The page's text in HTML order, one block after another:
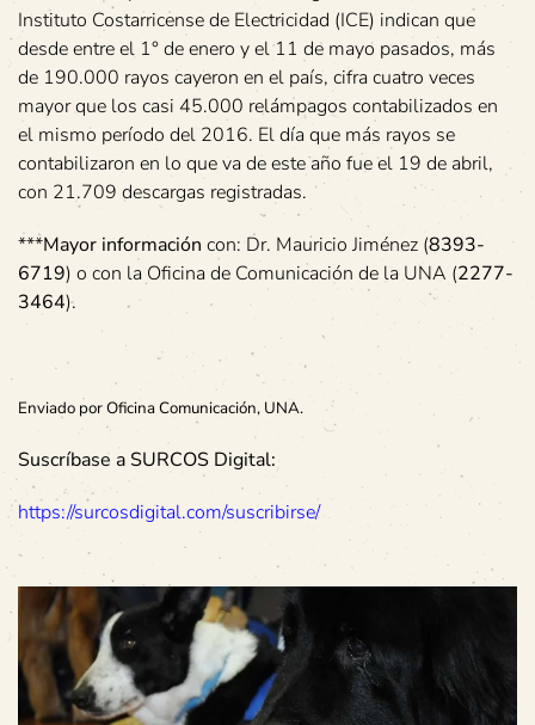
Instituto Costarricense de Electricidad (ICE) indican que
desde entre el 1° de enero y el 11 de mayo pasados, más
de 190.000 rayos cayeron en el país, cifra cuatro veces
mayor que los casi 45.000 relámpagos contabilizados en
el mismo período del 2016. El día que más rayos se
contabilizaron en lo que va de este año fue el 19 de abril,
con 21.709 descargas registradas.
***Mayor información con: Dr. Mauricio Jiménez (8393-
6719) o con la Oficina de Comunicación de la UNA (2277-
3464).
Enviado por Oficina Comunicación, UNA.
Suscríbase a SURCOS Digital:
https://surcosdigital.com/suscribirse/